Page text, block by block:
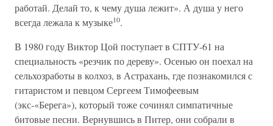
работай. Делай то, к чему душа лежит». А душа у него
всегда лежала к музыке10.
В 1980 году Виктор Цой поступает в СПТУ-61 на
специальность «резчик по дереву». Осенью он поехал на
сельхозработы в колхоз, в Астрахань, где познакомился с
гитаристом и певцом Сергеем Тимофеевым
(экс-«Берега»), который тоже сочинял симпатичные
битовые песни. Вернувшись в Питер, они собрали в